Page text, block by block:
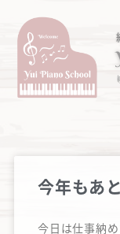
今年もあ
今日は仕事納